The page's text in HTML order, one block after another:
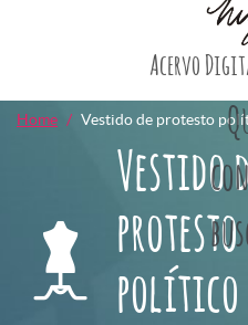
Acervo
Home Vestido de protesto
Vestido
protesto
político